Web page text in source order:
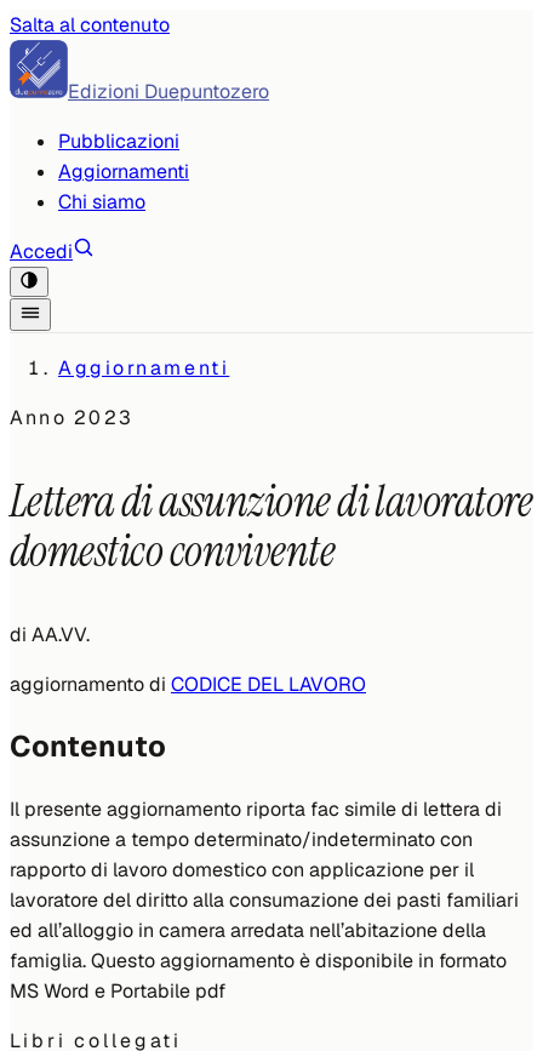
Salta al contenuto
Edizioni Duepuntozero
Pubblicazioni
Aggiornamenti
Chi siamo
Accedi
Aggiornamenti
Anno2023
Lettera di assunzione di lavoratore
domestico convivente
di AA.VV.
aggiornamento di CODICE DEL LAVORO
Contenuto
Il presente aggiornamento riporta fac simile di lettera di
assunzione a tempo determinato/indeterminato con
rapporto di lavoro domestico con applicazione per il
lavoratore del diritto alla consumazione dei pasti familiari
ed all’alloggio in camera arredata nell’abitazione della
famiglia. Questo aggiornamento è disponibile in formato
MS Word e Portabile pdf
Libri collegati